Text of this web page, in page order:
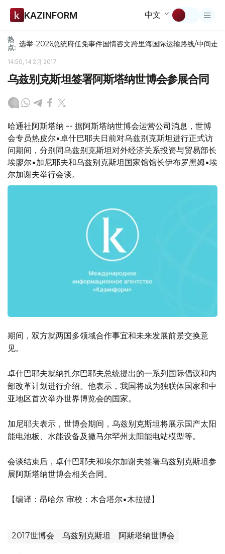
KAZINFORM 中文
热
点: 选举-2026总统府任免事件国情咨文跨里海国际运输路线/中间走廊
14:50, 14 2月 2017
乌兹别克斯坦签署阿斯塔纳世博会参展合同
哈通社阿斯塔纳 -- 据阿斯塔纳世博会运营公司消息，世博
会专员热皮尔•卓什巴耶夫日前对乌兹别克斯坦进行正式访
问期间，分别同乌兹别克斯坦对外经济关系投资与贸易部长
埃廖尔•加尼耶夫和乌兹别克斯坦国家馆馆长伊布罗黑姆•埃
尔加谢夫举行会谈。
期间，双方就两国多领域合作事宜和未来发展前景交换意
见。
卓什巴耶夫就纳扎尔巴耶夫总统提出的一系列国际倡议和内
部改革计划进行介绍。他表示，我国将成为独联体国家和中
亚地区首次举办世界博览会的国家。
加尼耶夫表示，世博会期间，乌兹别克斯坦将展示国产太阳
能电池板、水能设备及撒马尔罕州太阳能电站模型等。
会谈结束后，卓什巴耶夫和埃尔加谢夫签署乌兹别克斯坦参
展阿斯塔纳世博会相关合同。
【编译：昂哈尔 审校：木合塔尔•木拉提】
2017世博会 乌兹别克斯坦 阿斯塔纳世博会